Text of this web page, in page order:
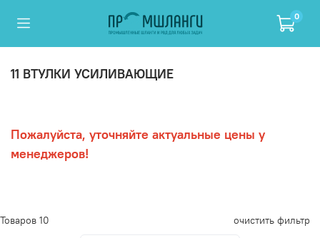
0
11 ВТУЛКИ УСИЛИВАЮЩИЕ
Пожалуйста, уточняйте актуальные цены у
менеджеров!
Товаров 10 очистить фильтр